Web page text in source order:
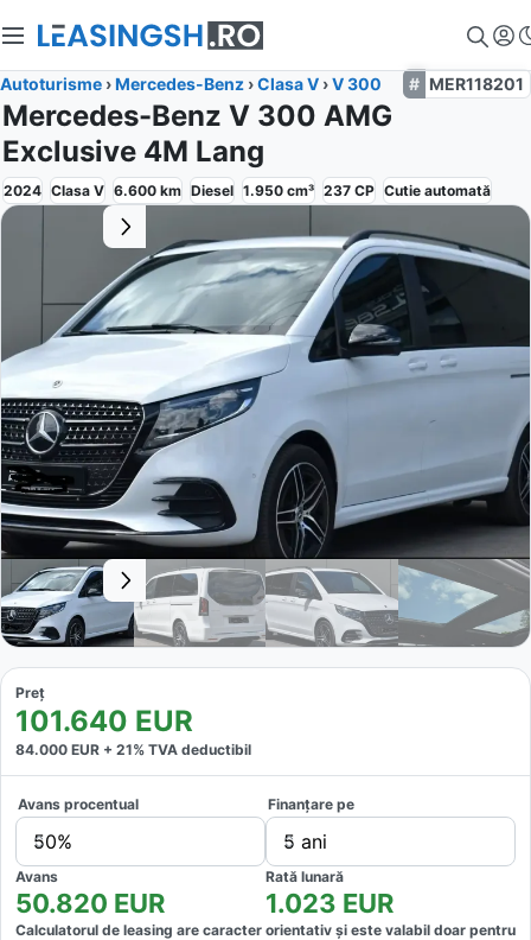
Autoturisme ›Mercedes-Benz ›Clasa V ›V 300 MER118201
Mercedes-Benz V 300 AMG
Exclusive 4M Lang
2024 Clasa V 6.600 km Diesel 1.950 cm³ 237 CP Cutie automată
Preț
101.640 EUR
84.000 EUR + 21% TVA deductibil
Avans procentual
50%
Finanțare pe
5 ani
Avans
50.820 EUR
Rată lunară
1.023 EUR
Calculatorul de leasing are caracter orientativ și este valabil doar pentru